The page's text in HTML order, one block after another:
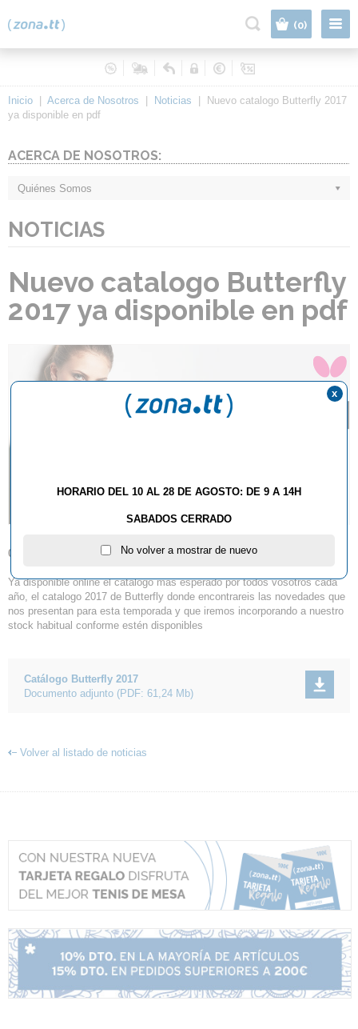
(0)
Inicio Acerca de Nosotros Noticias
Nuevo catalogo Butterfly 2017
ya disponible en pdf
ACERCA DE NOSOTROS:
Quiénes Somos
NOTICIAS
Nuevo catalogo Butterfly
2017 ya disponible en pdf
08.03.2017
Ya disponible online el catalogo más esperado por todos vosotros cada
año, el catalogo 2017 de Butterfly donde encontrareis las novedades que
nos presentan para esta temporada y que iremos incorporando a nuestro
stock habitual conforme estén disponibles
Catálogo Butterfly 2017
Documento adjunto (PDF: 61,24 Mb)
Volver al listado de noticias
HORARIO DEL 10 AL 28 DE AGOSTO: DE 9 A 14H
SABADOS CERRADO
No volver a mostrar de nuevo
x